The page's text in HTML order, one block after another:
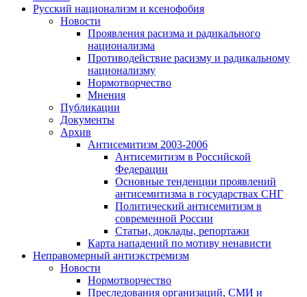
Русский национализм и ксенофобия
Новости
Проявления расизма и радикального
национализма
Противодействие расизму и радикальному
национализму
Нормотворчество
Мнения
Публикации
Документы
Архив
Антисемитизм 2003-2006
Антисемитизм в Российской
Федерации
Основные тенденции проявлений
антисемитизма в государствах СНГ
Политический антисемитизм в
современной России
Статьи, доклады, репортажи
Карта нападений по мотиву ненависти
Неправомерный антиэкстремизм
Новости
Нормотворчество
Преследования организаций, СМИ и